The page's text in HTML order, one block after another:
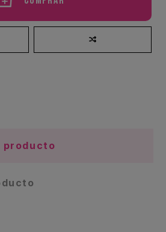
producto